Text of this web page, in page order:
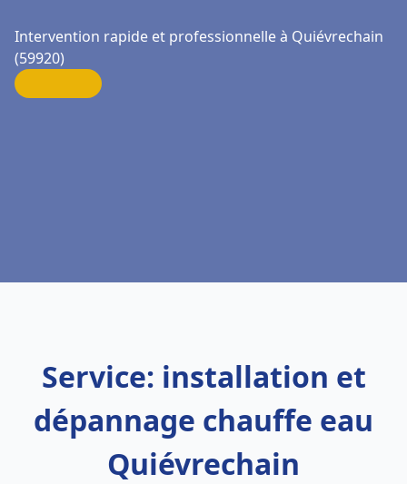
Intervention rapide et professionnelle à Quiévrechain
(59920)
Service: installation et
dépannage chauffe eau
Quiévrechain